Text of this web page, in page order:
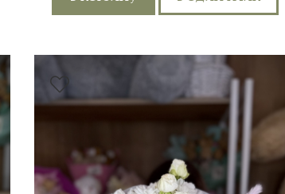
ХРИЗАНТЕМА КУСТОВАЯ,
60 СМ
50 СМ